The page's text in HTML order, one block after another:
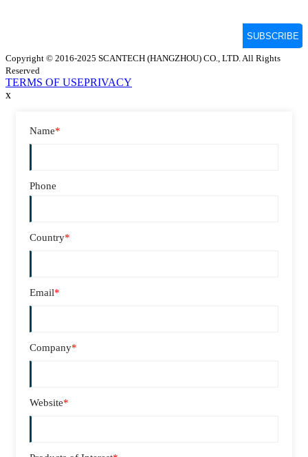
Copyright © 2016-2025 SCANTECH (HANGZHOU) CO., LTD. All Rights
Reserved
TERMS OF USEPRIVACY
x
Name*
Phone
Country*
Email*
Company*
Website*